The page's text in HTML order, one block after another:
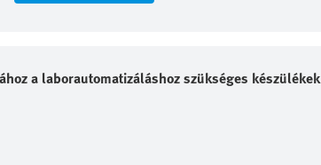
a laborautomatizáláshoz szükséges készülékek